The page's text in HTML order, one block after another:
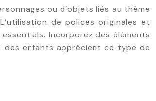
ou d’objets liés au thème
de polices originales et
Incorporez des éléments
des enfants apprécient ce type de